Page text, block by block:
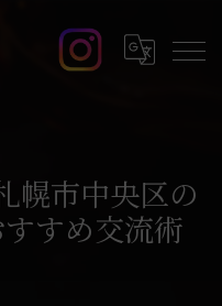
幌市中央区の
すめ交流術